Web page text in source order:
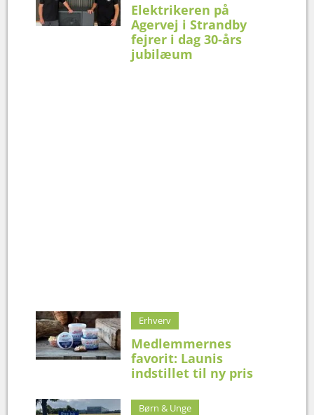
Elektrikeren på
Agervej i Strandby
fejrer i dag 30-års
jubilæum
Erhverv
Medlemmernes
favorit: Launis
indstillet til ny pris
Børn & Unge